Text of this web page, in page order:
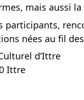
mais aussi
participants,
nées au fil
d’Ittre
Ittre